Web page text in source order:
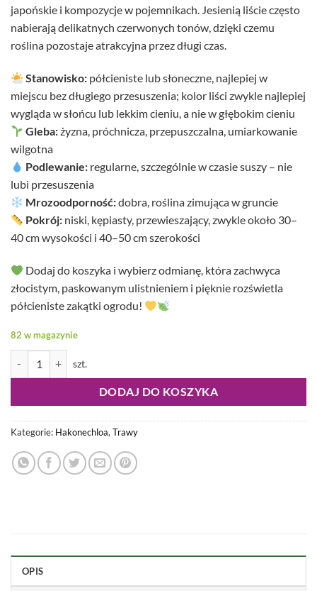
japońskie i kompozycje w pojemnikach. Jesienią liście często
nabierają delikatnych czerwonych tonów, dzięki czemu
roślina pozostaje atrakcyjna przez długi czas.
Stanowisko: półcieniste lub słoneczne, najlepiej w
miejscu bez długiego przesuszenia; kolor liści zwykle najlepiej
wygląda w słońcu lub lekkim cieniu, a nie w głębokim cieniu
Gleba:żyzna, próchnicza, przepuszczalna, umiarkowanie
wilgotna
Podlewanie: regularne, szczególnie w czasie suszy – nie
lubi przesuszenia
Mrozoodporność:dobra, roślina zimująca w gruncie
Pokrój: niski, kępiasty, przewieszający, zwykle około 30–
40 cm wysokości i 40–50 cm szerokości
Dodaj do koszyka i wybierz odmianę, która zachwyca
złocistym, paskowanym ulistnieniem i pięknie rozświetla
półcieniste zakątki ogrodu!
82 w magazynie
DODAJ DO KOSZYKA
Kategorie: Hakonechloa, Trawy
OPIS